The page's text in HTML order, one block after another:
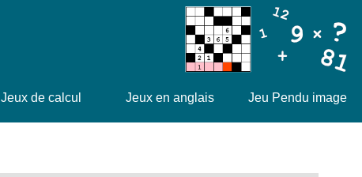
Jeux de calcul Jeux en anglais Jeu Pendu image